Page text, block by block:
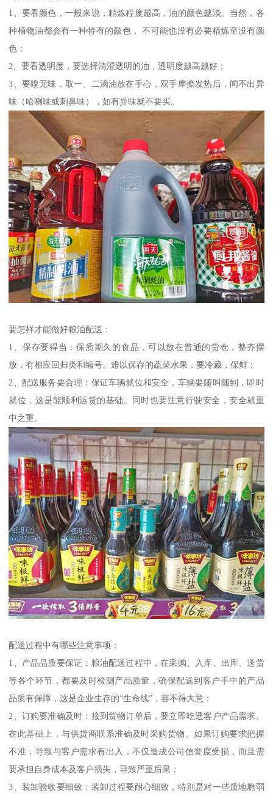
1、要看颜色，一般来说，精炼程度越高，油的颜色越淡。当然，各
种植物油都会有一种特有的颜色， 不可能也没有必要精炼至没有颜
色；
2、要看透明度，要选择清澄透明的油，透明度越高越好；
3、要嗅无味，取一、二滴油放在手心，双手摩擦发热后，闻不出异
味（哈喇味或刺鼻味），如有异味就不要买。
要怎样才能做好粮油配送：
1、保存要得当：保质期久的食品，可以放在普通的货仓，整齐摆
放，有相应回归类和编号。难以保存的蔬菜水果，要冷藏，保鲜；
2、配送服务要合理：保证车辆就位和安全，车辆要随叫随到，即时
就位，这是能顺利运货的基础。同时也要注意行驶安全，安全就重
中之重。
配送过程中有哪些注意事项：
1、产品品质要保证：粮油配送过程中，在采购、入库、出库、送货
等各个环节，都要及时检测产品质量，确保配送到客户手中的产品
品质有保障，这是企业生存的“生命线”，容不得大意；
2、订购要准确及时：接到货物订单后，要立即吃透客户产品需求。
在此基础上，与供货商联系准确及时采购货物。如果订购要求把握
不准，导致与客户需求有出入，不仅造成公司信誉度受损，而且需
要承担自身成本及客户损失，导致严重后果；
3、装卸验收要细致：装卸过程要耐心细致，特别是对一些质地脆弱